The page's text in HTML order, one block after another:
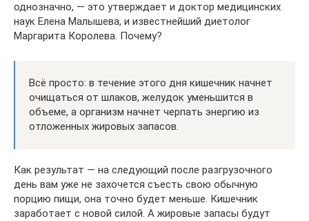
однозначно, — это утверждает и доктор медицинских
наук Елена Малышева, и известнейший диетолог
Маргарита Королева. Почему?
Всё просто: в течение этого дня кишечник начнет
очищаться от шлаков, желудок уменьшится в
объеме, а организм начнет черпать энергию из
отложенных жировых запасов.
Как результат — на следующий после разгрузочного
день вам уже не захочется съесть свою обычную
порцию пищи, она точно будет меньше. Кишечник
заработает с новой силой. А жировые запасы будут